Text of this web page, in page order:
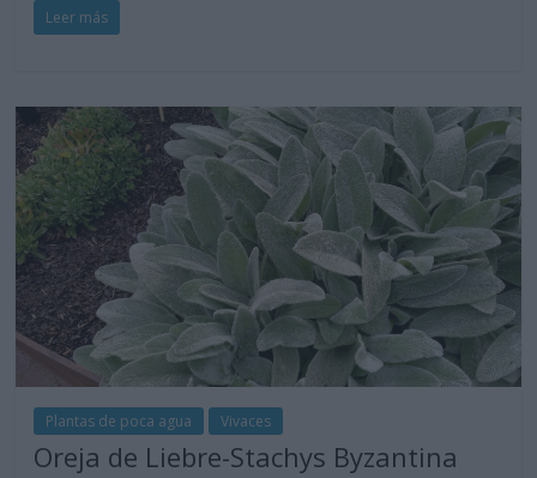
Leer más
Plantas de poca agua Vivaces
Oreja de Liebre-Stachys Byzantina